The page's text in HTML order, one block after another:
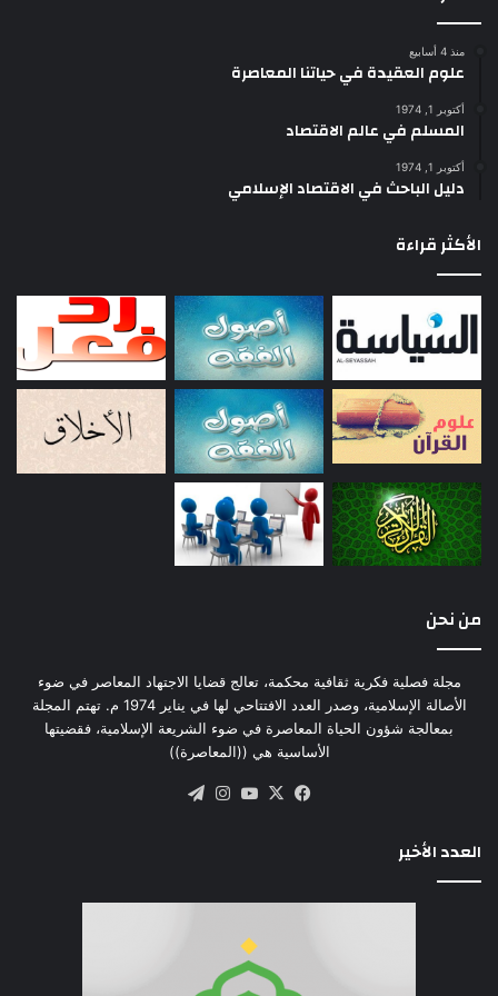
مجلدات، دار الشروق، القاهرة 1999)
العلمانية تحت المجهر : بالاشتراك مع الدكتور عزيز
العظمة (دار الفكر، دمشق 2000).
الأكاذيب الصهيونية من بداية الاستيطان حتى
القاهرة 2001).
الصهيونية والعنف من بداية الاستيطان إلى
انتفاضة الأقصى : (دار الشروق، القاهرة 2001).
الجماعات الوظيفية اليهودية: نموذج تفسيري جديد
(دار الشروق، القاهرة 2001).
انهيار إسرائيل من الداخل : (دار المعارف، القاهرة
2002).
العالم من منظور غربي : (دار الهلال، كتاب الهلال،
القاهرة 2001).
المتواترة في شعر المقاومة الفلسطيني (نشر
العلمانية الجزئية والعلمانية الشاملة : (جزءان، دار
الشروق، القاهرة 2002).
الشروق، القاهرة 2002).
الإنسان والحضارة والنماذج المركبة : دراسات
نظرية وتطبيقية (دار الهلال، كتاب الهلال، القاهرة
الفلسفة المادية وتفكيك الإنسان : (دار الفكر،
منذ 4 أسابيع
علوم العقيدة في حياتنا المعاصرة
أكتوبر 1, 1974
المسلم في عالم الاقتصاد
أكتوبر 1, 1974
دليل الباحث في الاقتصاد الإسلامي
الأكثر قراءة
من نحن
مجلة فصلية فكرية ثقافية محكمة، تعالج قضايا الاجتهاد المعاصر في ضوء
الأصالة الإسلامية، وصدر العدد الافتتاحي لها في يناير 1974 م. تهتم المجلة
بمعالجة شؤون الحياة المعاصرة في ضوء الشريعة الإسلامية، فقضيتها
الأساسية هي ((المعاصرة))
فيسبوك
‫X
‫YouTube
انستقرام
العدد الأخير